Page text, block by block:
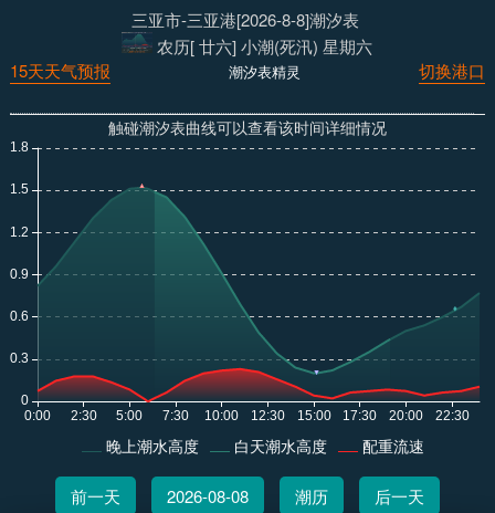
三亚市-三亚港[2026-8-8]潮汐表
农历[ 廿六] 小潮(死汛) 星期六
切换港口
潮汐表精灵
15天天气预报
触碰潮汐表曲线可以查看该时间详细情况
晚上潮水高度 白天潮水高度 配重流速
前一天 2026-08-08 潮历 后一天